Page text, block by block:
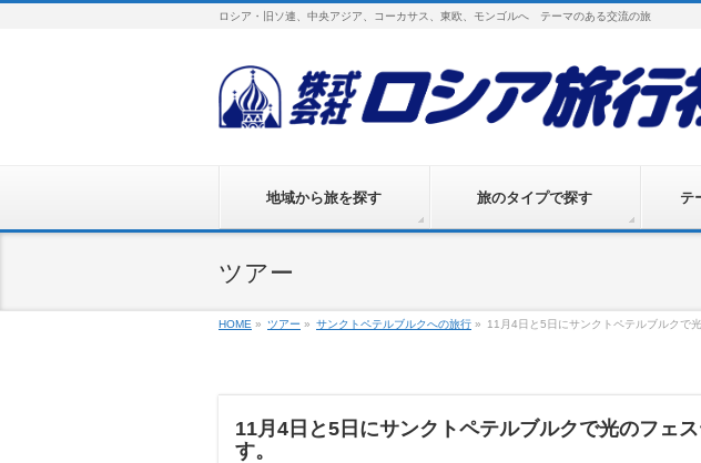
ロシア・旧ソ連、中央アジア、コーカサス、東欧、モンゴルへ テーマのある交流の旅
地域から旅を探す 旅のタイプで探す テ
ツアー
HOME » ツアー » サンクトペテルブルクへの旅行 » 11月4日と5日にサンクトペテルブルクで
11月4日と5日にサンクトペテルブルクで光のフェ
す。